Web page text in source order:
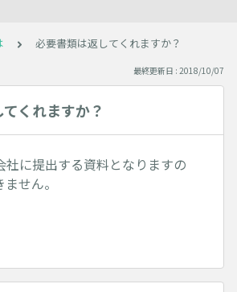
必要書類は返してくれますか？
最終更新日 : 2018/10/07
くれますか？
社に提出する資料となりますの
せん。